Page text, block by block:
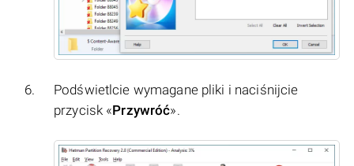
Podświetlcie wymagane pliki i naciśnijcie
przycisk «Przywróć».